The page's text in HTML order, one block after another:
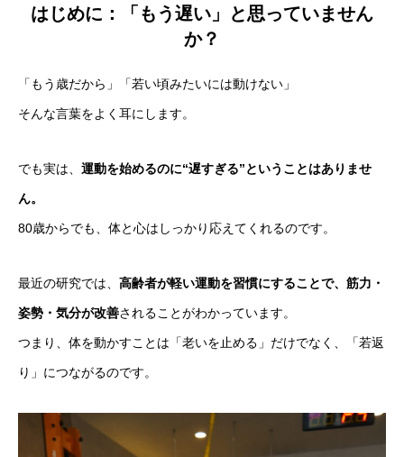
よくある質問
BLOG
NEWS
お問い合わせ
CONTACT US
WEB予約
BOOKING
はじめに：「もう遅い」と思っていません
か？
「もう歳だから」「若い頃みたいには動けない」
そんな言葉をよく耳にします。
でも実は、 運動を始めるのに“遅すぎる”ということはありませ
ん。
80歳からでも、体と心はしっかり応えてくれるのです。
最近の研究では、 高齢者が軽い運動を習慣にすることで、筋力・
姿勢・気分が改善されることがわかっています。
つまり、体を動かすことは「老いを止める」だけでなく、「若返
り」につながるのです。